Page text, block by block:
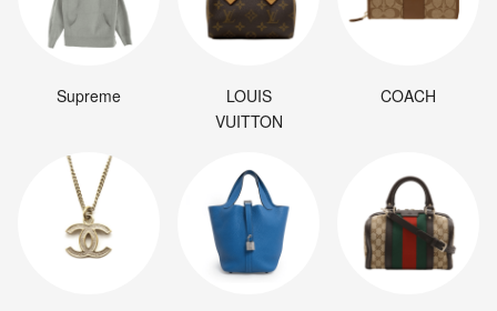
Supreme
LOUIS
VUITTON
COACH